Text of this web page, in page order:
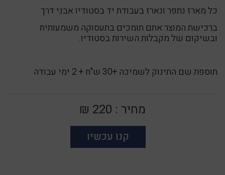
כל מארז נתפר ונארז בעבודת יד בסטודיו אבני דרך
ברכישת המוצר אתם תומכים בתעסוקה משמעותית
ובשיקום של מקבלות השירות בסטודיו.
תוספת שם התינוק לשמיכה +30 ש"ח + 2 ימי עבודה
מחיר : 220 ₪
קנו עכשיו